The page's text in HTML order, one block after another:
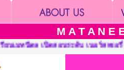
M A T A N E
เนอร์สเซอรี่ อนุบาลและประถมศึกษ